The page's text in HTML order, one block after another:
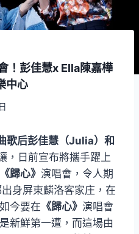
！彭佳慧x Ella陳嘉樺
中心
歌后彭佳慧（Julia）和
，日前宣布將攜手躍上
《歸心》 演唱會，令人期
身屏東麟洛客家庄，在
今要在 《歸心》 演唱會
新鮮第一遭，而這場由